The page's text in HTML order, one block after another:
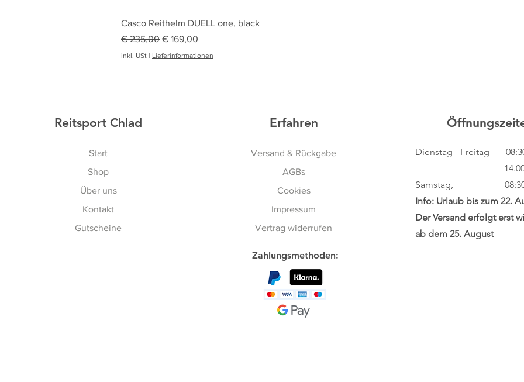
Casco Reithelm DUELL one, black
Standardpreis
€ 235,00 Sale-Preis
€ 169,00
inkl. USt | Lieferinformationen
Reitsport Chlad
Start
Shop
Über uns
Kontakt
Gutscheine
Erfahren
Versand & Rückgabe
AGBs
Cookies
Impressum
Vertrag widerrufen
Zahlungsmethoden:
Dienstag - Freitag
14.00 -
Samstag, 08:30 -
Info: Urlaub bis zum 22.
Der Versand erfolgt erst
ab dem 25. August